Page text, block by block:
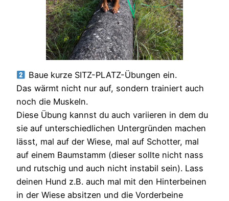
Baue kurze SITZ-PLATZ-Übungen ein.
Das wärmt nicht nur auf, sondern trainiert auch
noch die Muskeln.
Diese Übung kannst du auch variieren in dem du
sie auf unterschiedlichen Untergründen machen
lässt, mal auf der Wiese, mal auf Schotter, mal
auf einem Baumstamm (dieser sollte nicht nass
und rutschig und auch nicht instabil sein). Lass
deinen Hund z.B. auch mal mit den Hinterbeinen
in der Wiese absitzen und die Vorderbeine